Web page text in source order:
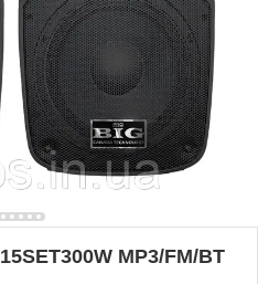
MP3/FM/BT